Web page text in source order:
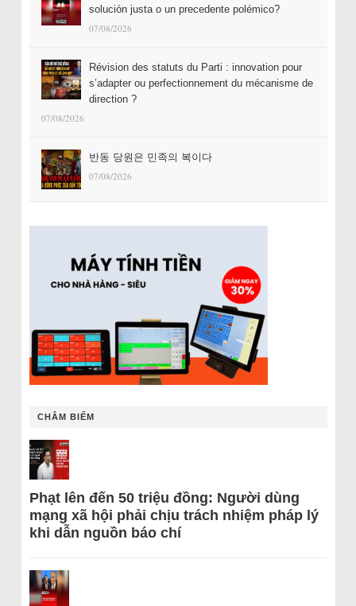
solución justa o un precedente polémico?
07/08/2026
Révision des statuts du Parti : innovation pour
s’adapter ou perfectionnement du mécanisme de
direction ?
07/08/2026
반동 당원은 민족의 복이다
07/08/2026
CHÂM BIẾM
Phạt lên đến 50 triệu đồng: Người dùng
mạng xã hội phải chịu trách nhiệm pháp lý
khi dẫn nguồn báo chí